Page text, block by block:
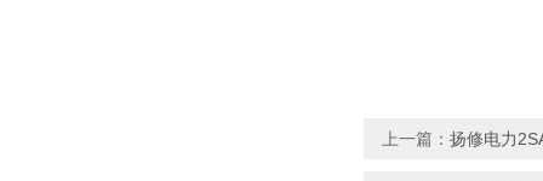
上一篇： 扬修电力